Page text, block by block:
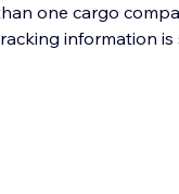
one cargo
information